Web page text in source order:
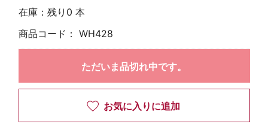
在庫：残り0 本
商品コード： WH428
ただいま品切れ中です。
お気に入りに追加